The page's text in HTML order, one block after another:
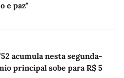
e paz"
acumula nesta segunda-
principal sobe para R$ 5